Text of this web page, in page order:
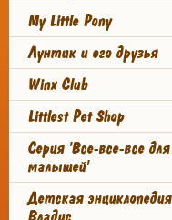
My Little Pony
Лунтик и его друзья
Winx Club
Littlest Pet Shop
Серия 'Все-все-все для
малышей'
Детская энциклопедия